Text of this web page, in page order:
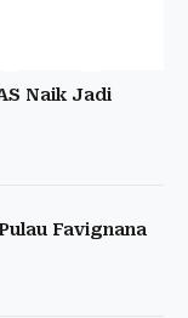
Naik Jadi
Favignana